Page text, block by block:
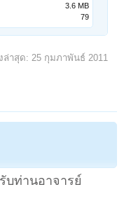
3.6 MB
79
ล่าสุด: 25 กุมภาพันธ์ 2011
บท่านอาจารย์